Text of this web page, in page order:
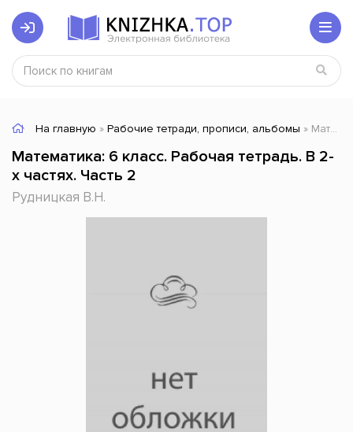
На главную » Рабочие тетради, прописи, альбомы » Математика: 6 класс. Рабочая тетрадь. В 2-х частях. Часть 2
Математика: 6 класс. Рабочая тетрадь. В 2-
х частях. Часть 2
Рудницкая В.Н.